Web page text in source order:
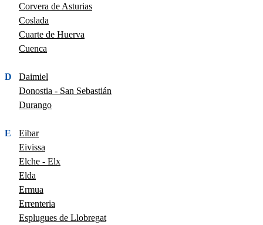
Corvera de Asturias
Coslada
Cuarte de Huerva
Cuenca
D
Daimiel
Donostia - San Sebastián
Durango
E
Eibar
Eivissa
Elche - Elx
Elda
Ermua
Errenteria
Esplugues de Llobregat